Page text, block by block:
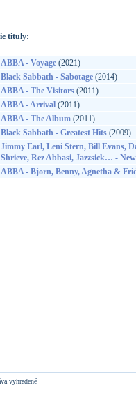
tituly:
ABBA - Voyage(2021)
Black Sabbath - Sabotage(2014)
ABBA - The Visitors(2011)
ABBA - Arrival(2011)
ABBA - The Album(2011)
Black Sabbath - Greatest Hits(2009)
Jimmy Earl, Leni Stern, Bill Evans,
Shrieve, Rez Abbasi, Jazzsick… -
ABBA - Bjorn, Benny, Agnetha &
vyhradené